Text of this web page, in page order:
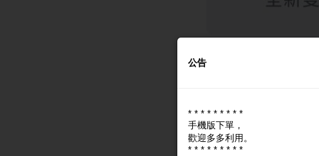
公告
* * * * * * * * *
手機版下單，
歡迎多多利用。
* * * * * * * * *